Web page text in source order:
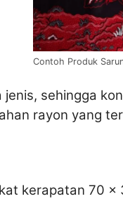
Contoh Produk
sehingga
rayon yang
kerapatan 70